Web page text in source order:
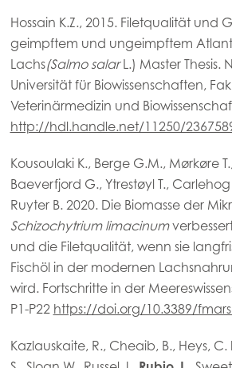
Mowi Global
Asia
Mowi China
Mowi Japan
Hossain K.Z., 2015. Filetqualität und
geimpftem und ungeimpftem
Lachs(Salmo salarL.) Master Thesis.
Universität für Biowissenschaften,
Veterinärmedizin und
http://hdl.handle.net/11250/
Kousoulaki K., Berge G.M., Mørkøre
Baeverfjord G., Ytrestøyl T.,
Ruyter B. 2020. Die Biomasse der
Schizochytrium limacinum
und die Filetqualität, wenn sie
Fischöl in der modernen
wird. Fortschritte in der
P1-P22 https://doi.org/10.3389/
Kazlauskaite, R., Cheaib, B., Heys, C.